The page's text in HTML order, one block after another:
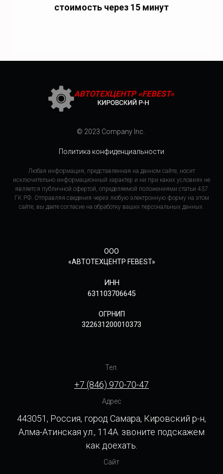
стоимость через 15 минут
© 2023 Company Inc.
Политика конфиденциальности
Любая информация, представленная на данном сайте, носит
исключительно информационный характер и ни при каких условиях не
является публичной офертой, определяемой положениями статьи 437
ГК РФ. Отправляя сведения через любую электронную форму на этом
сайте, вы даете согласие на обработку ваших персональных данных.
ООО
«АВТОТЕХЦЕНТР FEBEST»
ИНН
631103706645
ОГРНИП
322631200010373
Тел.
+7 (846) 970-70-47
Адрес
443051, Россия, город Самара, Кировский р-н,
Алма-Атинская ул., 114А. звоните подскажем
как доехать.
Сайт